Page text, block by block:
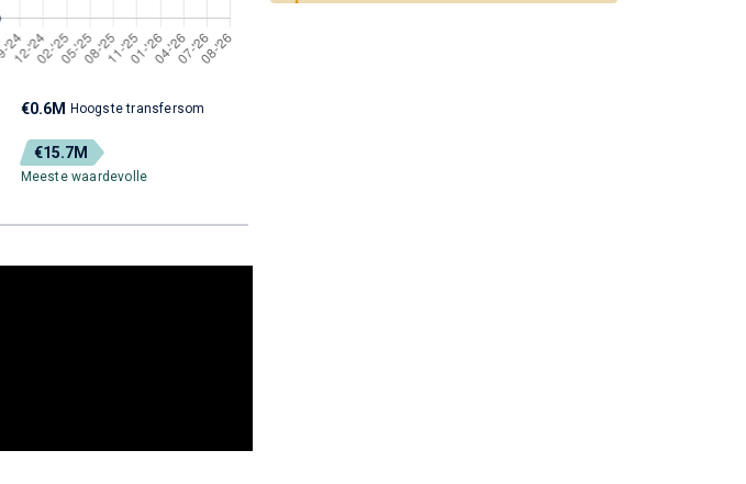
€0.6M Hoogste transfersom
€15.7M
Meeste waardevolle